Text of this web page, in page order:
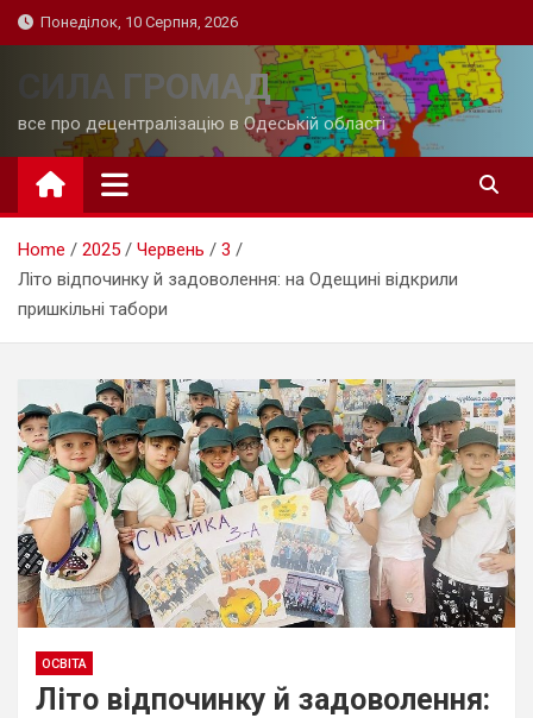
Skip
to
Понеділок, 10 Серпня, 2026
СИЛА ГРОМАД
все про децентралізацію в Одеській області
Home 2025 Червень
3
Літо відпочинку й задоволення: на Одещині відкрили
пришкільні табори
ОСВІТА
Літо відпочинку й задоволення: